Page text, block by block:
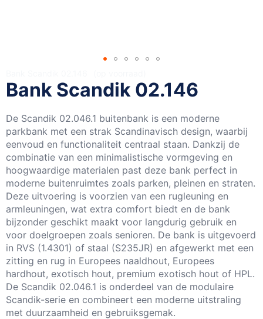
Bank Scandik 02.146
De Scandik 02.046.1 buitenbank is een moderne
parkbank met een strak Scandinavisch design, waarbij
eenvoud en functionaliteit centraal staan. Dankzij de
combinatie van een minimalistische vormgeving en
hoogwaardige materialen past deze bank perfect in
moderne buitenruimtes zoals parken, pleinen en straten.
Deze uitvoering is voorzien van een rugleuning en
armleuningen, wat extra comfort biedt en de bank
bijzonder geschikt maakt voor langdurig gebruik en
voor doelgroepen zoals senioren. De bank is uitgevoerd
in RVS (1.4301) of staal (S235JR) en afgewerkt met een
zitting en rug in Europees naaldhout, Europees
hardhout, exotisch hout, premium exotisch hout of HPL.
De Scandik 02.046.1 is onderdeel van de modulaire
Scandik-serie en combineert een moderne uitstraling
met duurzaamheid en gebruiksgemak.
naar
het
begin
van
de
afbeeldingen-
gallerij